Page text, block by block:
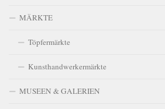
MÄRKTE
Töpfermärkte
Kunsthandwerkermärkte
MUSEEN & GALERIEN